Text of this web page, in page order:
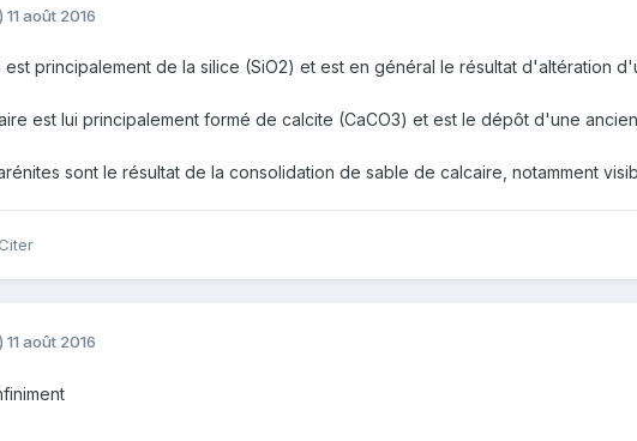
11 août 2016
est principalement de la silice (SiO2) et est en général le résultat d'altération
est lui principalement formé de calcite (CaCO3) et est le dépôt d'une
sont le résultat de la consolidation de sable de calcaire, notamment
Citer
11 août 2016